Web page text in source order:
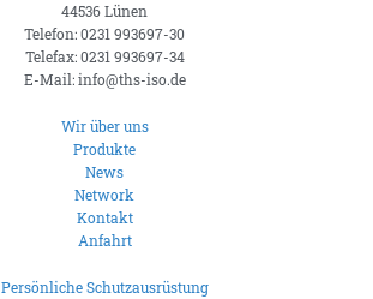
44536 Lünen
Telefon: 0231 993697-30
Telefax: 0231 993697-34
E-Mail: info@ths-iso.de
Wir über uns
Produkte
News
Network
Kontakt
Anfahrt
Persönliche Schutzausrüstung